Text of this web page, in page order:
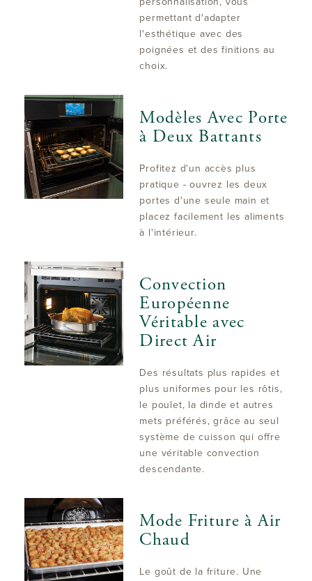
permettant d'adapter
l'esthétique avec des
poignées et des finitions au
choix.
Modèles Avec Porte
à Deux Battants
Profitez d'un accès plus
pratique - ouvrez les deux
portes d'une seule main et
placez facilement les aliments
à l'intérieur.
Convection
Européenne
Véritable avec
Direct Air
Des résultats plus rapides et
plus uniformes pour les rôtis,
le poulet, la dinde et autres
mets préférés, grâce au seul
système de cuisson qui offre
une véritable convection
descendante.
Mode Friture à Air
Chaud
Le goût de la friture. Une